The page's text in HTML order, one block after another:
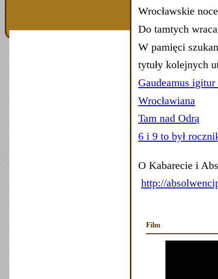
Wrocławskie
Do tamtych
W pamięci
tytuły kolejnych
Gaudeamus
Wrocławiana
Tam nad Odrą
6 i 9 to był
O Kabarecie i
http://
Film